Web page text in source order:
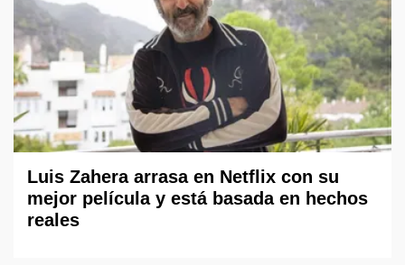
Luis Zahera arrasa en Netflix con su
mejor película y está basada en hechos
reales